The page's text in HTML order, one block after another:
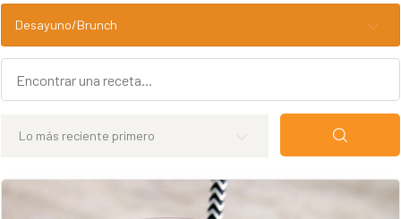
Desayuno/Brunch